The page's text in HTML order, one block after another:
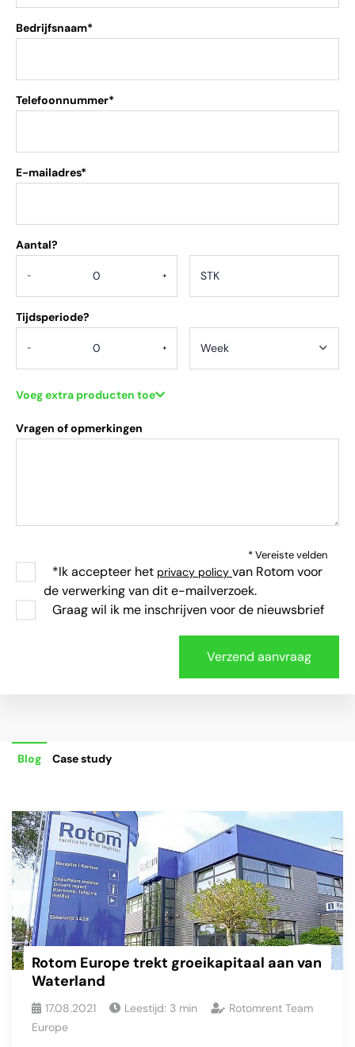
Bedrijfsnaam*
Telefoonnummer*
E-mailadres*
Aantal?
- +
Tijdsperiode?
- +
Voeg extra producten toe
Vragen of opmerkingen
* Vereiste velden
*Ik accepteer het privacy policy van Rotom voor
de verwerking van dit e-mailverzoek.
Graag wil ik me inschrijven voor de nieuwsbrief
Blog Case study
Rotom Europe trekt groeikapitaal aan van
Waterland
17.08.2021 Leestijd: 3 min
Rotomrent Team
Europe